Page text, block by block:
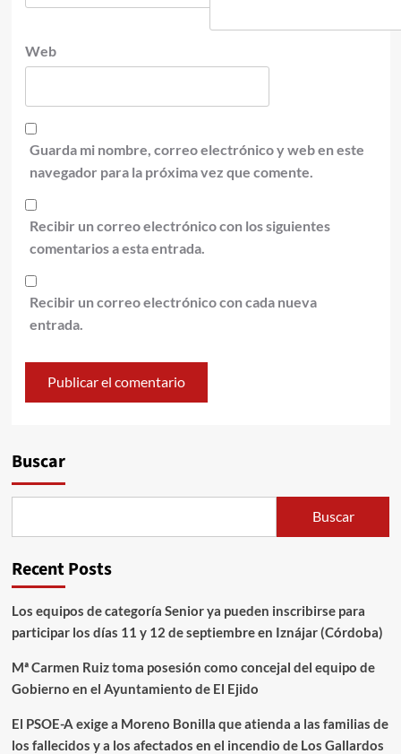
Web
Guarda mi nombre, correo electrónico y web en este
navegador para la próxima vez que comente.
Recibir un correo electrónico con los siguientes
comentarios a esta entrada.
Recibir un correo electrónico con cada nueva
entrada.
Buscar
Buscar
Recent Posts
Los equipos de categoría Senior ya pueden inscribirse para
participar los días 11 y 12 de septiembre en Iznájar (Córdoba)
Mª Carmen Ruiz toma posesión como concejal del equipo de
Gobierno en el Ayuntamiento de El Ejido
El PSOE-A exige a Moreno Bonilla que atienda a las familias de
los fallecidos y a los afectados en el incendio de Los Gallardos